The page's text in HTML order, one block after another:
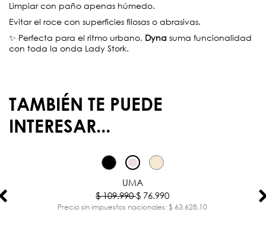
Limpiar con paño apenas húmedo.
Evitar el roce con superficies filosas o abrasivas.
✨ Perfecta para el ritmo urbano, Dyna suma funcionalidad
con toda la onda Lady Stork.
TAMBIÉN TE PUEDE
INTERESAR...
UMA
$ 109.990$ 76.990
Precio sin impuestos nacionales: $ 63.628,10